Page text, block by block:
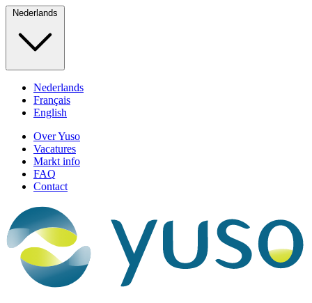
Nederlands
Nederlands
Français
English
Over Yuso
Vacatures
Markt info
FAQ
Contact